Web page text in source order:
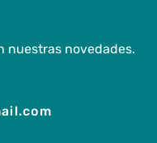
nuestras novedades.